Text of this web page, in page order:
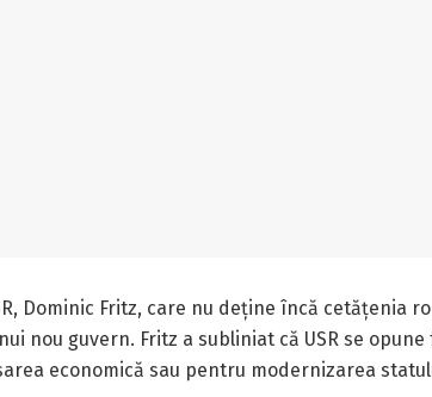
Dominic Fritz, care nu deține încă
nou guvern. Fritz a subliniat că USR se
economică sau pentru modernizarea